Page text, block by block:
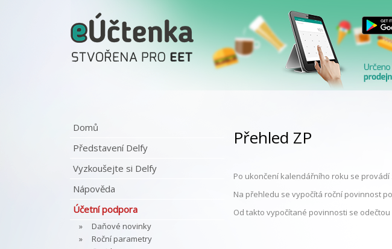
Domů
Představení Delfy
Vyzkoušejte si Delfy
Nápověda
Účetní podpora
Daňové novinky
Roční parametry
Přehled ZP
Po ukončení kalendářního roku se
Na přehledu se vypočítá roční povinnost
Od takto vypočítané povinnosti se